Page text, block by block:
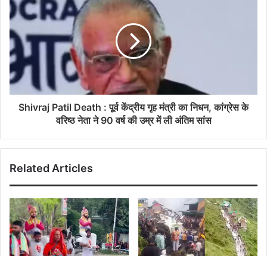
Shivraj Patil Death : पूर्व केंद्रीय गृह मंत्री का निधन, कांग्रेस के
वरिष्ठ नेता ने 90 वर्ष की उम्र में ली अंतिम सांस
Related Articles